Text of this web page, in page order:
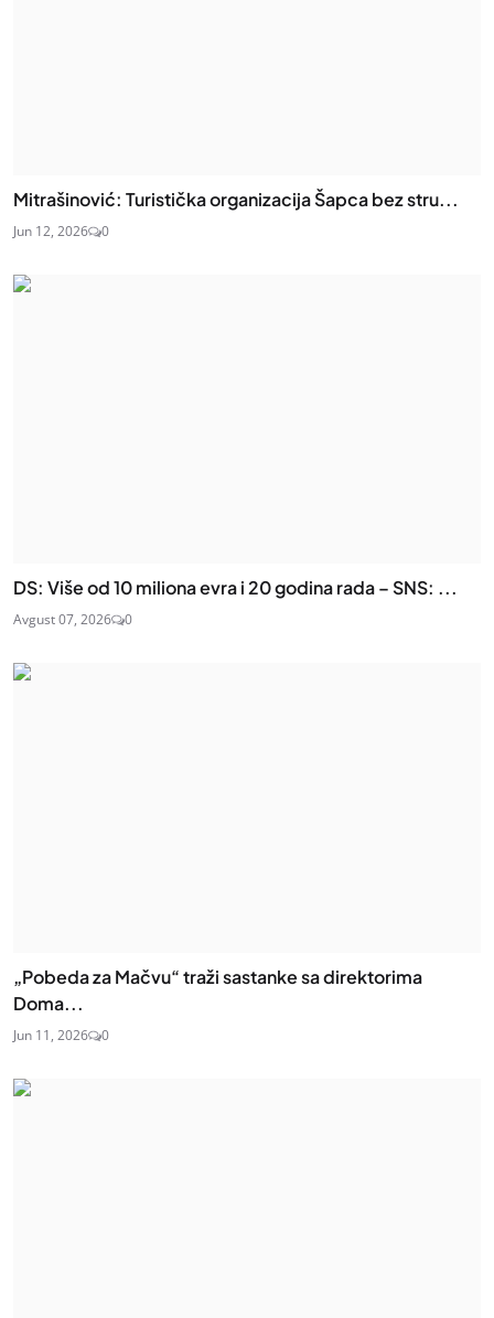
Mitrašinović: Turistička organizacija Šapca bez stru...
Jun 12, 2026 0
DS: Više od 10 miliona evra i 20 godina rada – SNS: ...
Avgust 07, 2026 0
„Pobeda za Mačvu“ traži sastanke sa direktorima
Doma...
Jun 11, 2026 0